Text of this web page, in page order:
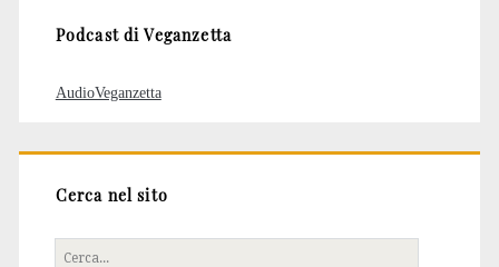
Podcast di Veganzetta
AudioVeganzetta
Cerca nel sito
Cerca